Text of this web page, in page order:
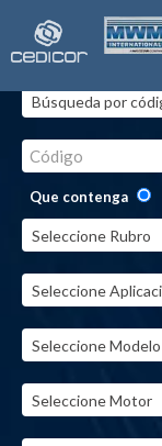
Código
Que contenga